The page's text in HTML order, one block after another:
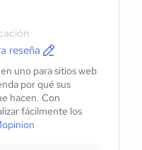
reseña
uno para sitios web
por qué sus
hacen. Con
fácilmente los